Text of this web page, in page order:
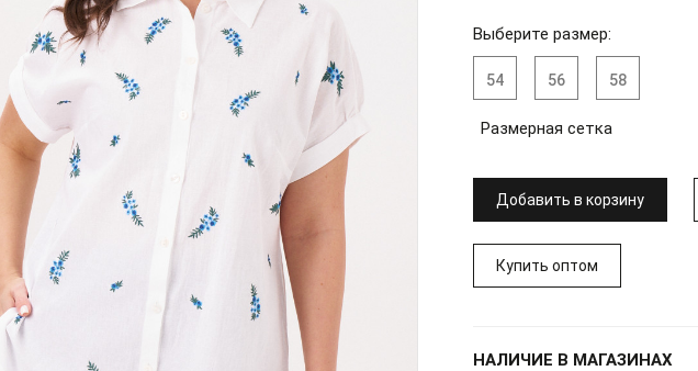
Выберите размер:
54 56 58
Размерная сетка
Добавить в корзину
Купить оптом
НАЛИЧИЕ В МАГАЗИНАХ